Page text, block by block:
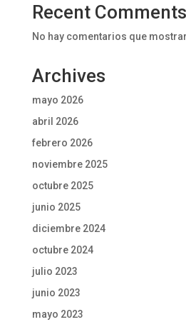
Recent Comments
No hay comentarios que
Archives
mayo 2026
abril 2026
febrero 2026
noviembre 2025
octubre 2025
junio 2025
diciembre 2024
octubre 2024
julio 2023
junio 2023
mayo 2023